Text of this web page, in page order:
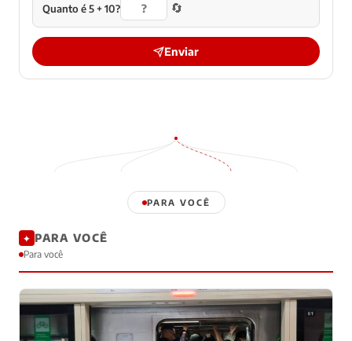
Quanto é 5 + 10? 🔄
Enviar
PARA VOCÊ
✦ PARA VOCÊ
Para você